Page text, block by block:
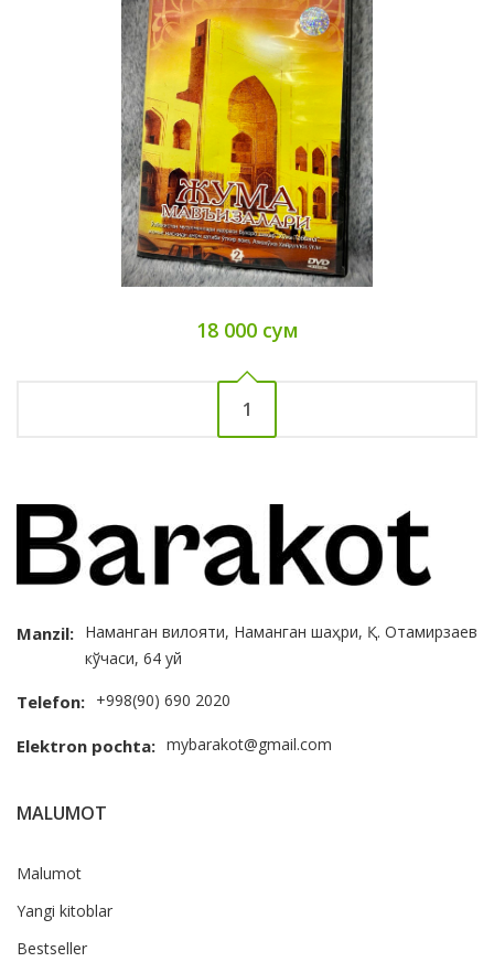
18 000 сум
1
Manzil: Наманган вилояти, Наманган шаҳри, Қ. Отамирзаев
кўчаси, 64 уй
Telefon: +998(90) 690 2020
Elektron pochta: mybarakot@gmail.com
MALUMOT
Malumot
Yangi kitoblar
Bestseller